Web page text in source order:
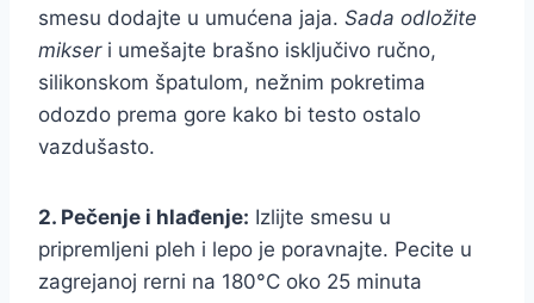
smesu dodajte u umućena jaja. Sada odložite
mikseri umešajte brašno isključivo ručno,
silikonskom špatulom, nežnim pokretima
odozdo prema gore kako bi testo ostalo
vazdušasto.
2. Pečenje i hlađenje: Izlijte smesu u
pripremljeni pleh i lepo je poravnajte. Pecite u
zagrejanoj rerni na 180°C oko 25 minuta